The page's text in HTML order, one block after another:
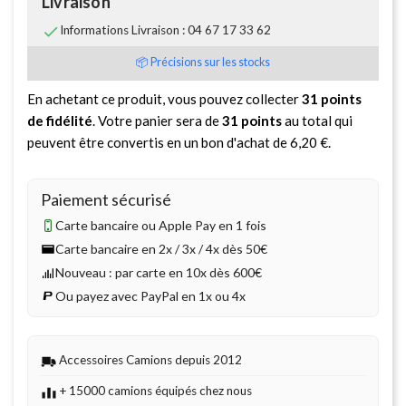
Informations Livraison : 04 67 17 33 62
📦 Précisions sur les stocks
En achetant ce produit, vous pouvez collecter31 points
de fidélité. Votre panier sera de31 pointsau total qui
peuvent être convertis en un bon d'achat de6,20 €.
Paiement sécurisé
Carte bancaire ou Apple Pay en 1 fois
Carte bancaire en 2x / 3x / 4x dès 50€
Nouveau : par carte en 10x dès 600€
Ou payez avec PayPal en 1x ou 4x
Accessoires Camions depuis 2012
+ 15000 camions équipés chez nous